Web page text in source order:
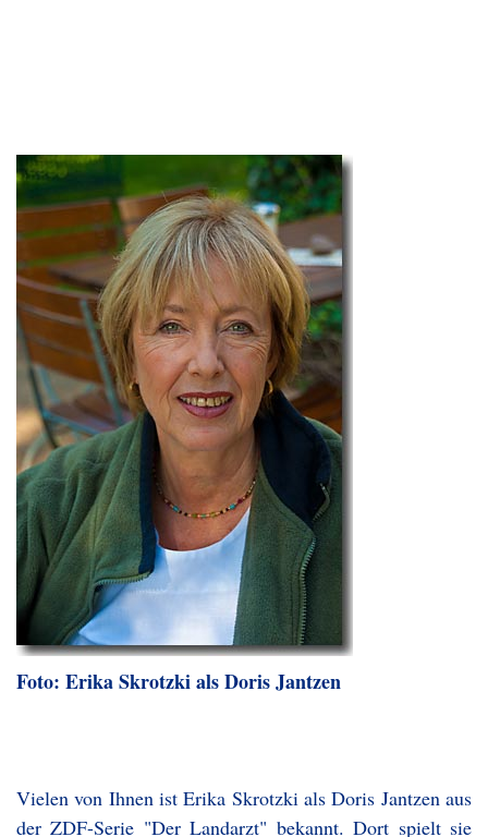
Foto: Erika Skrotzki als Doris Jantzen
Vielen von Ihnen ist Erika Skrotzki als Doris Jantzen aus
der ZDF-Serie "Der Landarzt" bekannt. Dort spielt sie